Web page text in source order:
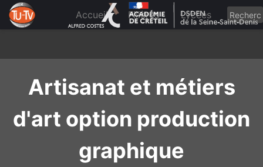
content
Accueil Filières Lycées
Artisanat et métiers
d'art option production
graphique